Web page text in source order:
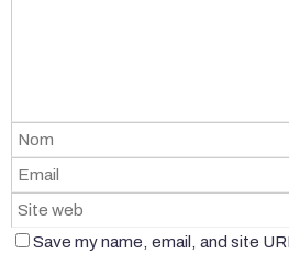
Save my name, email, and site